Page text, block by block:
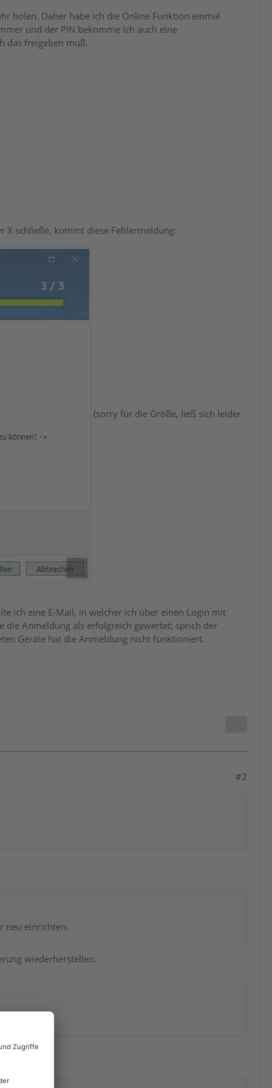
holen. Daher habe ich die Online Funktion einmal
und der PIN bekomme ich auch eine
das freigeben muß.
X schließe, kommt diese Fehlermeldung:
(sorry für die Größe, ließ sich leider
ich eine E-Mail, in welcher ich über einen Login mit
Anmeldung als erfolgreich gewertet; sprich der
Geräte hat die Anmeldung nicht funktioniert.
#2
neu einrichten.
wiederherstellen.